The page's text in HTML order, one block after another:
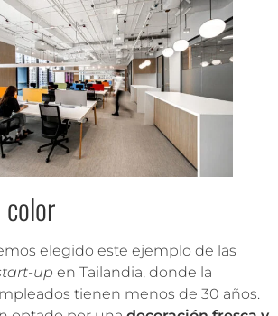
elegido este ejemplo de las
up en Tailandia, donde la
tienen menos de 30 años.